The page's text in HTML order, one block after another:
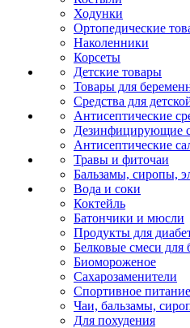
Ходунки
Ортопедические
Наколенники
Корсеты
Детские товары
Товары для
Средства для
Антисептические
Дезинфицирующие
Антисептические
Травы и фиточаи
Бальзамы, сиропы,
Вода и соки
Коктейль
Батончики и мюсли
Продукты для
Белковые смеси для
Биомороженое
Сахарозаменители
Спортивное питание
Чаи, бальзамы,
Для похудения